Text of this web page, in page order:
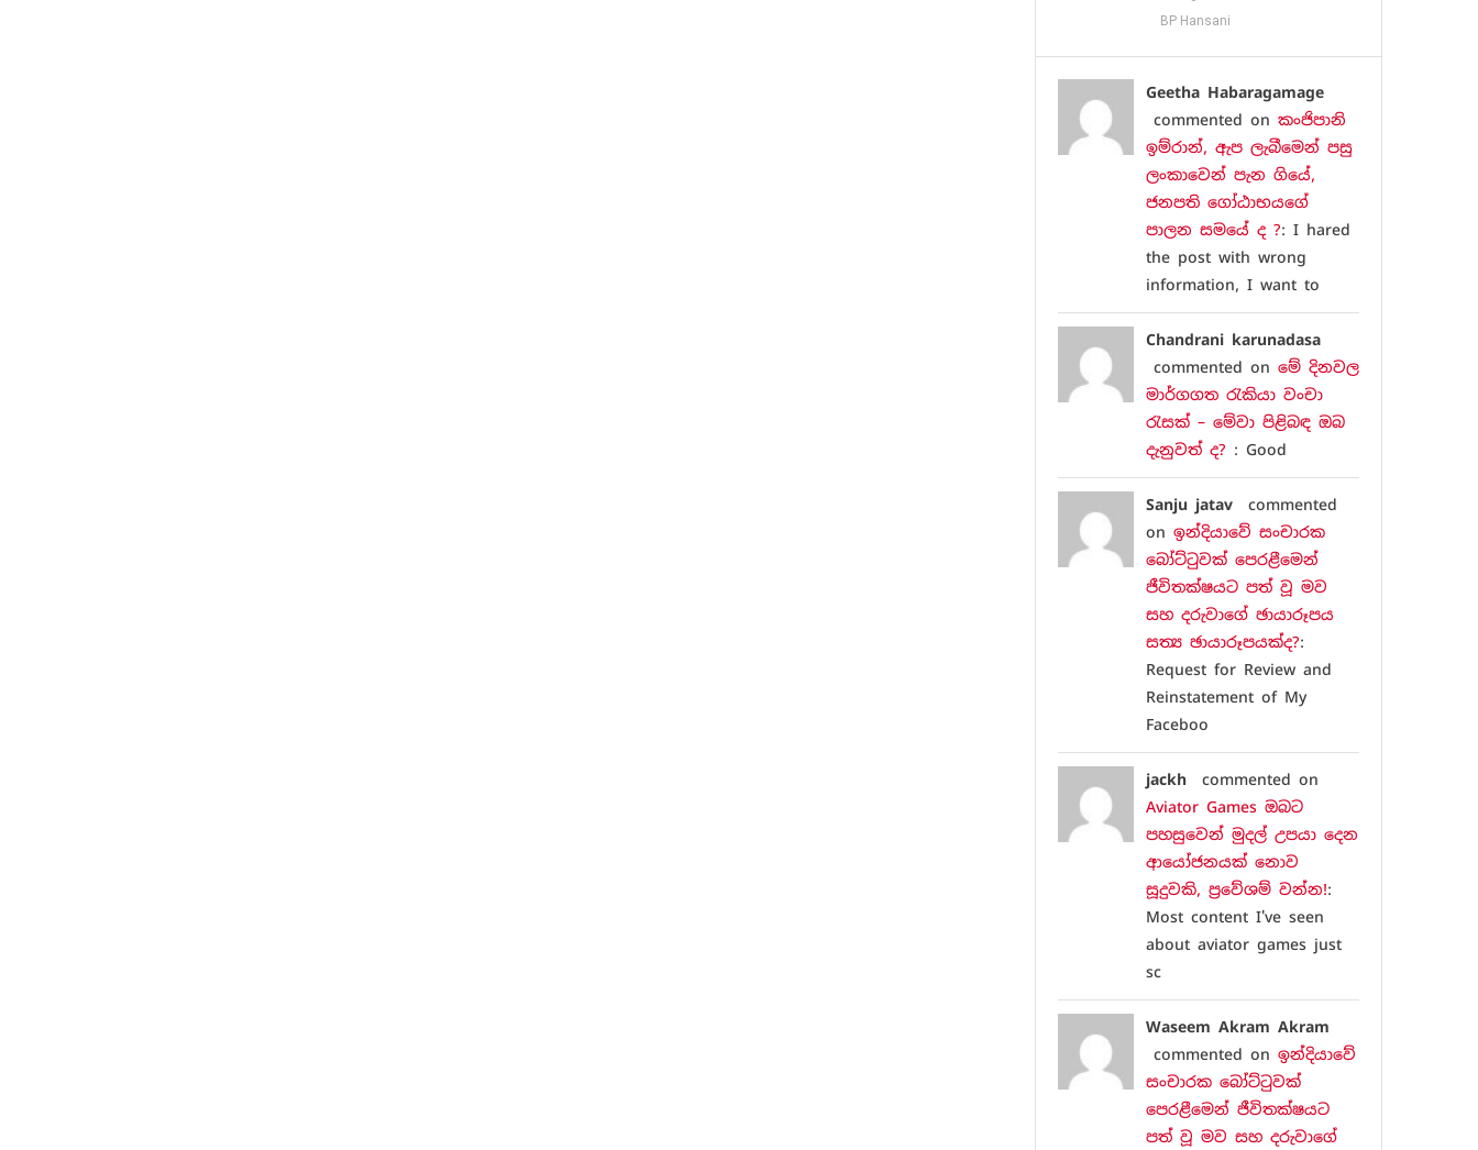
BP Hansani
Geetha Habaragamage
commented on කංජිපානි
ඉම්රාන්, ඇප ලැබීමෙන් පසු
ලංකාවෙන් පැන ගියේ,
ජනපති ගෝඨාභයගේ
පාලන සමයේ ද ?: I hared
the post with wrong
information, I want to
Chandrani karunadasa
commented on මේ දිනවල
මාර්ගගත රැකියා වංචා
රැසක් – මේවා පිළිබඳ ඔබ
දැනුවත් ද? : Good
Sanju jatavcommented
on ඉන්දියාවේ සංචාරක
බෝට්ටුවක් පෙරළීමෙන්
ජීවිතක්ෂයට පත් වූ මව
සහ දරුවාගේ ඡායාරූපය
සත්‍ය ඡායාරූපයක්ද?:
Request for Review and
Reinstatement of My
Faceboo
jackhcommented on
Aviator Games ඔබට
පහසුවෙන් මුදල් උපයා දෙන
ආයෝජනයක් නොව
සූදුවකි, ප්‍රවේශම් වන්න!:
Most content I've seen
about aviator games just
sc
Waseem Akram Akram
commented on ඉන්දියාවේ
සංචාරක බෝට්ටුවක්
පෙරළීමෙන් ජීවිතක්ෂයට
පත් වූ මව සහ දරුවාගේ